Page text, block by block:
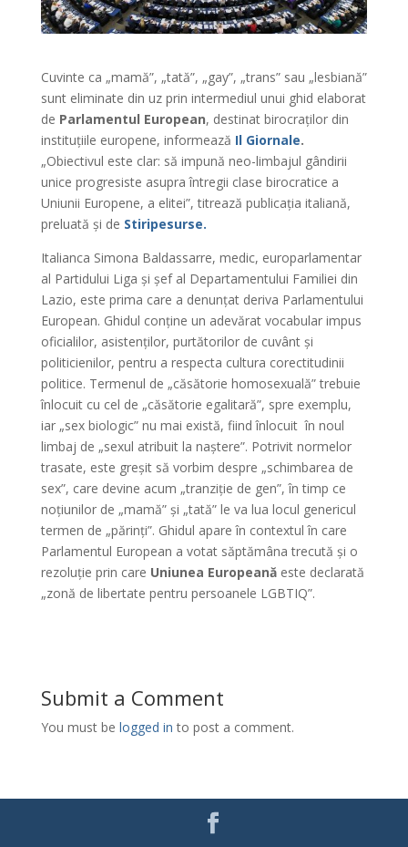
Cuvinte ca „mamă”, „tată”, „gay”, „trans” sau „lesbiană”
sunt eliminate din uz prin intermediul unui ghid elaborat
de Parlamentul European, destinat birocraților din
instituțiile europene, informează Il Giornale.
„Obiectivul este clar: să impună neo-limbajul gândirii
unice progresiste asupra întregii clase birocratice a
Uniunii Europene, a elitei”, titrează publicația italiană,
preluată și de Stiripesurse.
Italianca Simona Baldassarre, medic, europarlamentar
al Partidului Liga și șef al Departamentului Familiei din
Lazio, este prima care a denunțat deriva Parlamentului
European. Ghidul conține un adevărat vocabular impus
oficialilor, asistenților, purtătorilor de cuvânt și
politicienilor, pentru a respecta cultura corectitudinii
politice. Termenul de „căsătorie homosexuală” trebuie
înlocuit cu cel de „căsătorie egalitară”, spre exemplu,
iar „sex biologic” nu mai există, fiind înlocuit în noul
limbaj de „sexul atribuit la naștere”. Potrivit normelor
trasate, este greșit să vorbim despre „schimbarea de
sex”, care devine acum „tranziție de gen”, în timp ce
noțiunilor de „mamă” și „tată” le va lua locul genericul
termen de „părinți”. Ghidul apare în contextul în care
Parlamentul European a votat săptămâna trecută și o
rezoluție prin care Uniunea Europeanăeste declarată
„zonă de libertate pentru persoanele LGBTIQ”.
Submit a Comment
You must be logged in to post a comment.